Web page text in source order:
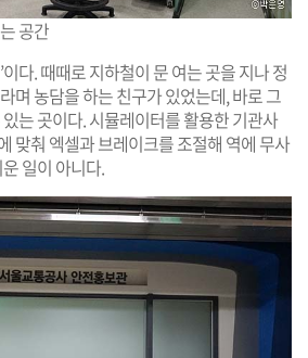
공간
다. 때때로 지하철이 문 여는 곳을 지나 정
며 농담을 하는 친구가 있었는데, 바로 그
는 곳이다. 시뮬레이터를 활용한 기관사
맞춰 엑셀과 브레이크를 조절해 역에 무사
일이 아니다.